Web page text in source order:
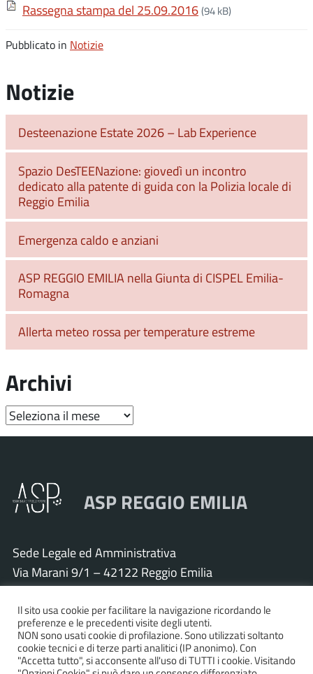
Rassegna stampa del 25.09.2016(94 kB)
Pubblicato in Notizie
Notizie
Desteenazione Estate 2026 – Lab Experience
Spazio DesTEENazione: giovedì un incontro
dedicato alla patente di guida con la Polizia locale di
Reggio Emilia
Emergenza caldo e anziani
ASP REGGIO EMILIA nella Giunta di CISPEL Emilia-
Romagna
Allerta meteo rossa per temperature estreme
Archivi
Archivi
ASP REGGIO EMILIA
Sede Legale ed Amministrativa
Via Marani 9/1 – 42122 Reggio Emilia
Tel. 0522 571011 – Fax 0522 571030
Cod. Fisc. e P.IVA 01925120352
PEC:asp.re@pcert.postecert.it
E-mail:info@asp.re.it
Il sito usa cookie per facilitare la navigazione ricordando le
preferenze e le precedenti visite degli utenti.
NON sono usati cookie di profilazione. Sono utilizzati soltanto
cookie tecnici e di terze parti analitici (IP anonimo). Con
"Accetta tutto", si acconsente all'uso di TUTTI i cookie. Visitando